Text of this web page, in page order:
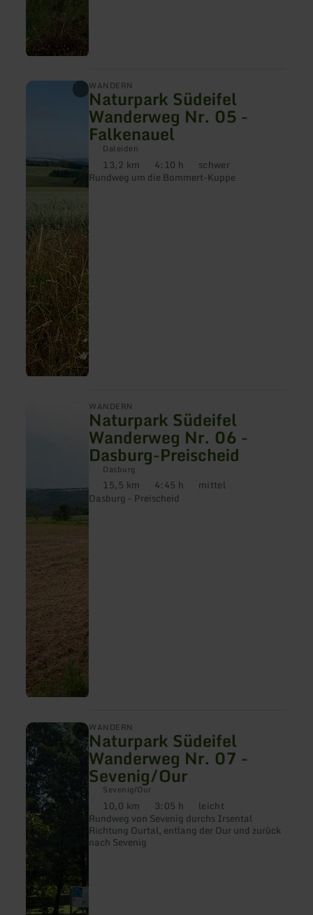
WANDERN
Naturpark Südeifel
Wanderweg Nr. 05 -
Falkenauel
Daleiden
Distanz:
13,2 km Dauer:
4:10 h Anforderung:
schwer
Rundweg um die Bommert-Kuppe
mehr
05
Falkenauel
WANDERN
Naturpark Südeifel
Wanderweg Nr. 06 -
Dasburg-Preischeid
Dasburg
Distanz:
15,5 km Dauer:
4:45 h Anforderung:
mittel
Dasburg - Preischeid
Dasburg-
Preischeid
WANDERN
Naturpark Südeifel
Wanderweg Nr. 07 -
Sevenig/Our
Sevenig/Our
Distanz:
10,0 km Dauer:
3:05 h Anforderung:
leicht
Rundweg von Sevenig durchs Irsental
Richtung Ourtal, entlang der Our und zurück
nach Sevenig
mehr
erfahren
zu:
Naturpark
Südeifel
Wanderweg
Nr.
-
Sevenig/Our